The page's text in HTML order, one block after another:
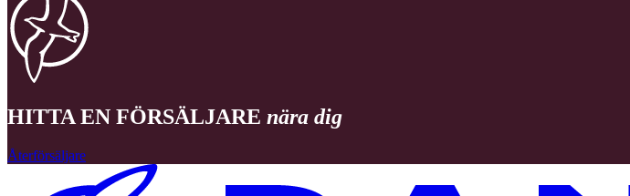
HITTA EN FÖRSÄLJARE nära dig
Återförsäljare